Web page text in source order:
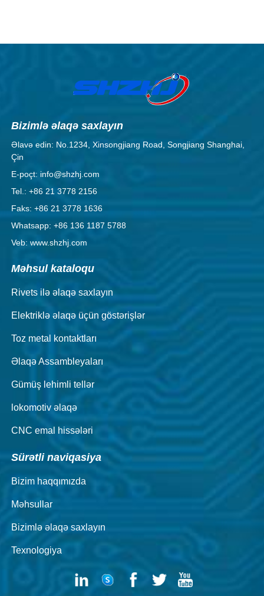
Bizimlə əlaqə saxlayın
Əlavə edin: No.1234, Xinsongjiang Road, Songjiang Shanghai,
Çin
E-poçt: info@shzhj.com
Tel.: +86 21 3778 2156
Faks: +86 21 3778 1636
Whatsapp: +86 136 1187 5788
Veb: www.shzhj.com
Məhsul kataloqu
Rivets ilə əlaqə saxlayın
Elektriklə əlaqə üçün göstərişlər
Toz metal kontaktları
Əlaqə Assambleyaları
Gümüş lehimli tellər
lokomotiv əlaqə
CNC emal hissələri
Sürətli naviqasiya
Bizim haqqımızda
Məhsullar
Bizimlə əlaqə saxlayın
Texnologiya